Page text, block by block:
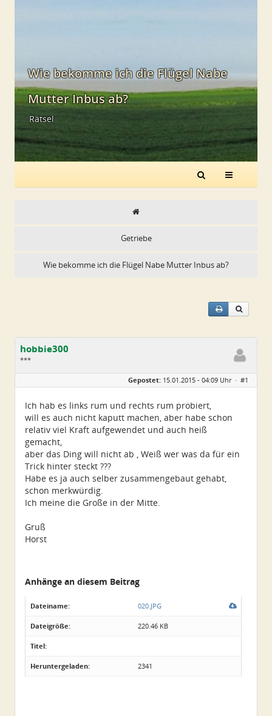
Wie bekomme ich die Flügel Nabe
Mutter Inbus ab?
Rätsel
Getriebe
Wie bekomme ich die Flügel Nabe Mutter Inbus ab?
hobbie300
***
Geschlecht:
keine Angabe
Beiträge:
41
Gepostet: 15.01.2015 - 04:09 Uhr · #1
Ich hab es links rum und rechts rum probiert,
will es auch nicht kaputt machen, aber habe schon
relativ viel Kraft aufgewendet und auch heiß
gemacht,
aber das Ding will nicht ab , Weiß wer was da für ein
Trick hinter steckt ???
Habe es ja auch selber zusammengebaut gehabt,
schon merkwürdig.
Ich meine die Große in der Mitte.
Gruß
Horst
Anhänge an diesem Beitrag
Dateiname: 020.JPG
Dateigröße: 220.46 KB
Titel:
Heruntergeladen: 2341